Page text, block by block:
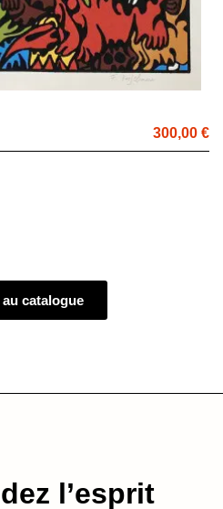
300,00 €
catalogue
l’esprit​